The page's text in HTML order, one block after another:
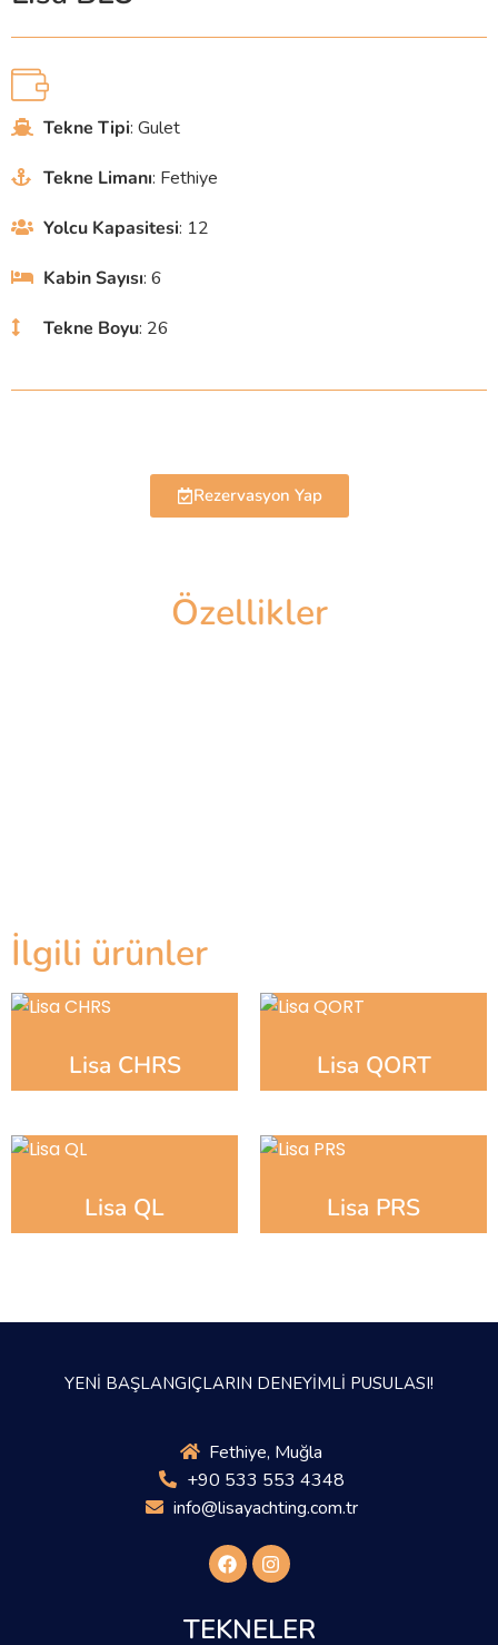
Tekne Tipi: Gulet
Tekne Limanı: Fethiye
Yolcu Kapasitesi: 12
Kabin Sayısı: 6
Tekne Boyu: 26
Rezervasyon Yap
Özellikler
İlgili ürünler
Lisa CHRS Lisa QORT
Lisa QL Lisa PRS
YENİ BAŞLANGIÇLARIN DENEYİMLİ PUSULASI!
Fethiye, Muğla
+90 533 553 4348
info@lisayachting.com.tr
TEKNELER